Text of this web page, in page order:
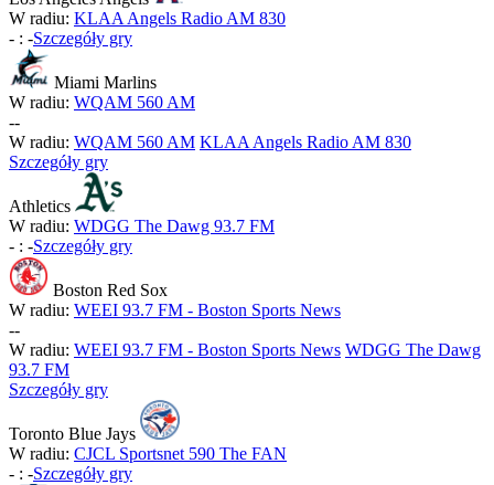
W radiu: KLAA Angels Radio AM 830
- : -Szczegóły gry
Miami Marlins
W radiu: WQAM 560 AM
--
W radiu: WQAM 560 AM KLAA Angels Radio AM 830
Szczegóły gry
Athletics
W radiu: WDGG The Dawg 93.7 FM
- : -Szczegóły gry
Boston Red Sox
W radiu: WEEI 93.7 FM - Boston Sports News
--
W radiu: WEEI 93.7 FM - Boston Sports News WDGG The Dawg
93.7 FM
Szczegóły gry
Toronto Blue Jays
W radiu: CJCL Sportsnet 590 The FAN
- : -Szczegóły gry